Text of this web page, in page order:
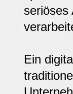
seriöses
Ein